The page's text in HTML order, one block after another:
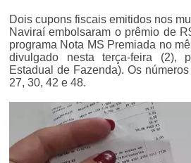
Dois cupons fiscais emitidos nos
Naviraí embolsaram o prêmio de
programa Nota MS Premiada no
divulgado nesta terça-feira (2),
Estadual de Fazenda). Os
27, 30, 42 e 48.